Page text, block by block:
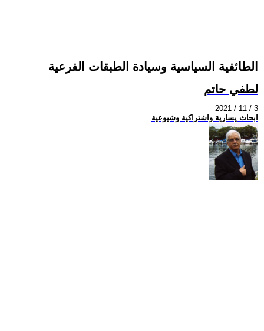
الطائفية السياسية وسيادة الطبقات الفرعية
لطفي حاتم
2021 / 11 / 3
ابحاث يسارية واشتراكية وشيوعية